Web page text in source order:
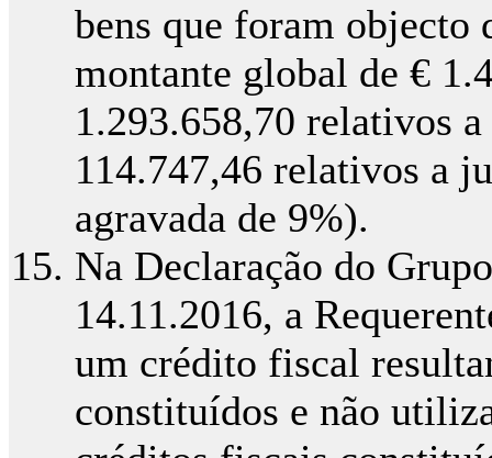
bens que foram
montante global de €
1.293.658,70 relativos
114.747,46 relativos a
agravada de 9%).
Na Declaração do
14.11.2016, a
um crédito fiscal
constituídos e não